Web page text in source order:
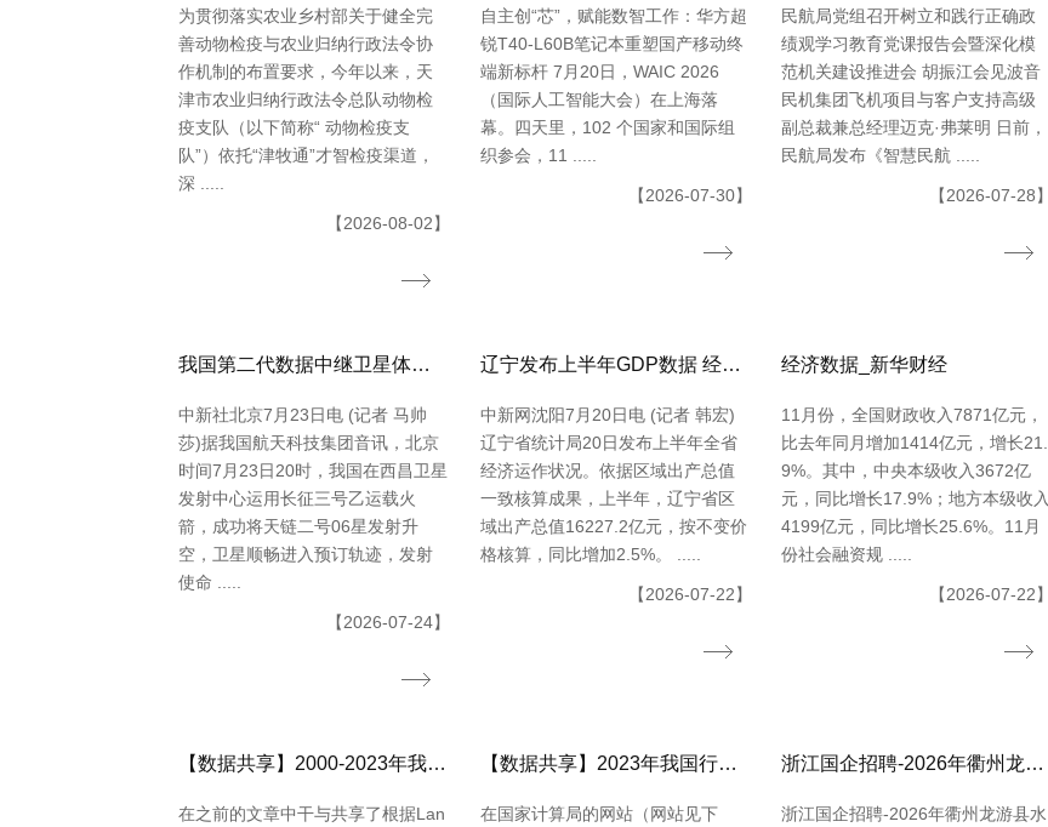
为贯彻落实农业乡村部关于健全完
善动物检疫与农业归纳行政法令协
作机制的布置要求，今年以来，天
津市农业归纳行政法令总队动物检
疫支队（以下简称“ 动物检疫支
队”）依托“津牧通”才智检疫渠道，
深 .....
【2026-08-02】
自主创“芯”，赋能数智工作：华方超
锐T40-L60B笔记本重塑国产移动终
端新标杆 7月20日，WAIC 2026
（国际人工智能大会）在上海落
幕。四天里，102 个国家和国际组
织参会，11 .....
【2026-07-30】
民航局党组召开树立和践行正确政
绩观学习教育党课报告会暨深化模
范机关建设推进会 胡振江会见波音
民机集团飞机项目与客户支持高级
副总裁兼总经理迈克·弗莱明 日前，
民航局发布《智慧民航 .....
【2026-07-28】
我国第二代数据中继卫星体系再添新成员
中新社北京7月23日电 (记者 马帅
莎)据我国航天科技集团音讯，北京
时间7月23日20时，我国在西昌卫星
发射中心运用长征三号乙运载火
箭，成功将天链二号06星发射升
空，卫星顺畅进入预订轨迹，发射
使命 .....
【2026-07-24】
辽宁发布上半年GDP数据 经济运转整体平稳
中新网沈阳7月20日电 (记者 韩宏)
辽宁省统计局20日发布上半年全省
经济运作状况。依据区域出产总值
一致核算成果，上半年，辽宁省区
域出产总值16227.2亿元，按不变价
格核算，同比增加2.5%。 .....
【2026-07-22】
经济数据_新华财经
11月份，全国财政收入7871亿元，
比去年同月增加1414亿元，增长21.
9%。其中，中央本级收入3672亿
元，同比增长17.9%；地方本级收入
4199亿元，同比增长25.6%。11月
份社会融资规 .....
【2026-07-22】
【数据共享】2000-2023年我国城镇人口数量数据（免费获取ShpExcel格局）
在之前的文章中干与共享了根据Lan
【数据共享】2023年我国行政村（社区）点位数据（免费获取shpexcel格局）
在国家计算局的网站（网站见下
浙江国企招聘-2026年衢州龙游县水务集团有限公司下属子公司关于公开招聘合同制员工16人的公告
浙江国企招聘-2026年衢州龙游县水